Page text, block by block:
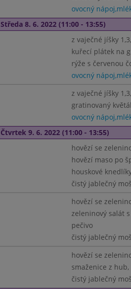
ovocný
Středa 8. 6. 2022 (11:00 - 13:55)
z vaječné jíšky
kuřecí plátek na
rýže s červenou
ovocný
z vaječné jíšky
gratinovaný
ovocný
Čtvrtek 9. 6. 2022 (11:00 - 13:55)
hovězí se
hovězí maso po
houskové
čistý jablečný
hovězí se
zeleninový salát
pečivo
čistý jablečný
hovězí se
smaženice z
čistý jablečný